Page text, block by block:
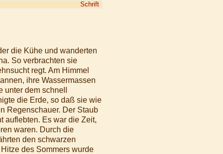
Schrift
die Kühe und wanderten
So verbrachten sie
regt. Am Himmel
ihre Wassermassen
dem schnell
die Erde, so daß sie wie
Regenschauer. Der Staub
auflebten. Es war die Zeit,
waren. Durch die
den schwarzen
des Sommers wurde